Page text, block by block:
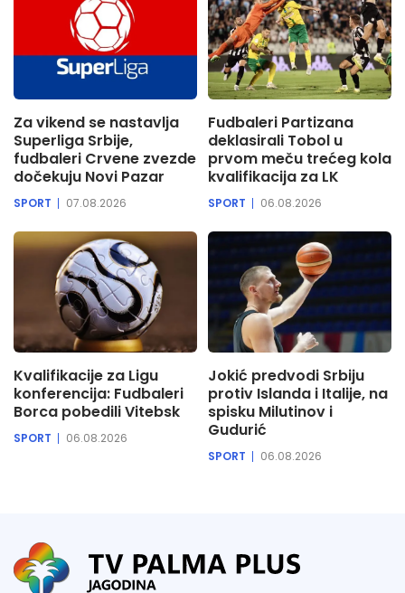
Za vikend se nastavlja
Superliga Srbije,
fudbaleri Crvene zvezde
dočekuju Novi Pazar
SPORT 07.08.2026
Fudbaleri Partizana
deklasirali Tobol u
prvom meču trećeg kola
kvalifikacija za LK
SPORT 06.08.2026
Kvalifikacije za Ligu
konferencija: Fudbaleri
Borca pobedili Vitebsk
SPORT 06.08.2026
Jokić predvodi Srbiju
protiv Islanda i Italije, na
spisku Milutinov i
Gudurić
SPORT 06.08.2026